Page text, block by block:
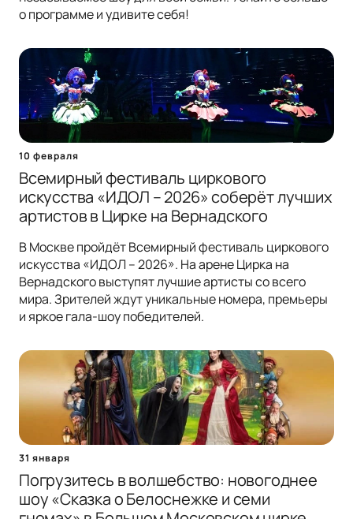
о программе и удивите себя!
10 февраля
Всемирный фестиваль циркового
искусства «ИДОЛ – 2026» соберёт лучших
артистов в Цирке на Вернадского
В Москве пройдёт Всемирный фестиваль циркового
искусства «ИДОЛ – 2026». На арене Цирка на
Вернадского выступят лучшие артисты со всего
мира. Зрителей ждут уникальные номера, премьеры
и яркое гала-шоу победителей.
31 января
Погрузитесь в волшебство: новогоднее
шоу «Сказка о Белоснежке и семи